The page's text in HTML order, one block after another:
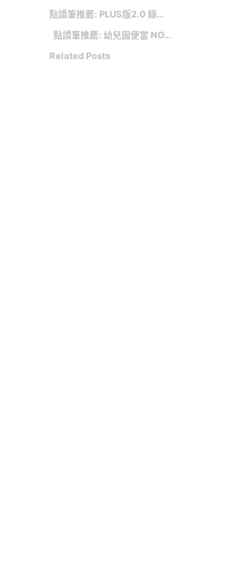
點讀筆推薦: PLUS版2.0 錄音點讀筆套組開箱
點讀筆推薦: 幼兒園便當 NO.1 第一週。學會了保冷及剝柚子小技巧！優格葡萄乾麵包/柚子/玉子燒
Related Posts